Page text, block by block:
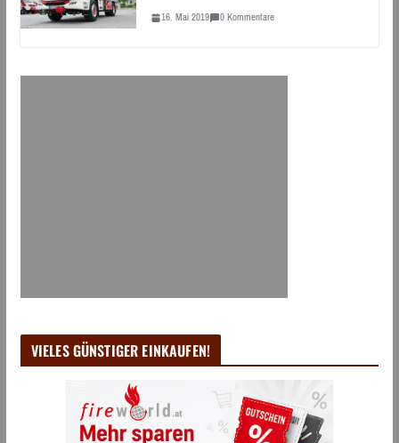
16. Mai 2019 0 Kommentare
VIELES GÜNSTIGER EINKAUFEN!